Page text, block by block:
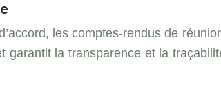
les comptes-rendus de
la transparence et la